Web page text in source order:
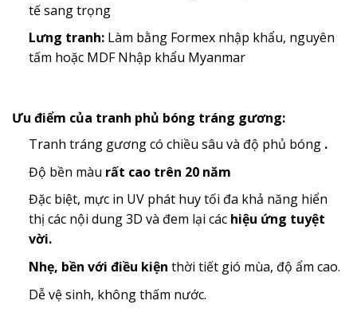
tế sang trọng
Lưng tranh:Làm bằng Formex nhập khẩu, nguyên
tấm hoặc MDF Nhập khẩu Myanmar
Ưu điểm của tranh phủ bóng tráng gương:
Tranh tráng gương có chiều sâu và độ phủ bóng .
Độ bền màu rất cao trên 20 năm
Đặc biệt, mực in UV phát huy tối đa khả năng hiển
thị các nội dung 3D và đem lại các hiệu ứng tuyệt
vời.
Nhẹ, bền với điều kiện thời tiết gió mùa, độ ẩm cao.
Dễ vệ sinh, không thấm nước.